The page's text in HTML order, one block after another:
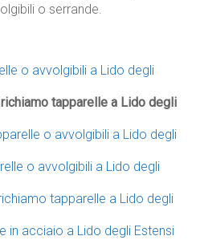
o serrande.
o avvolgibili a Lido degli
tapparelle a Lido degli
o avvolgibili a Lido degli
o avvolgibili a Lido degli
tapparelle a Lido degli
in acciaio a Lido degli Estensi